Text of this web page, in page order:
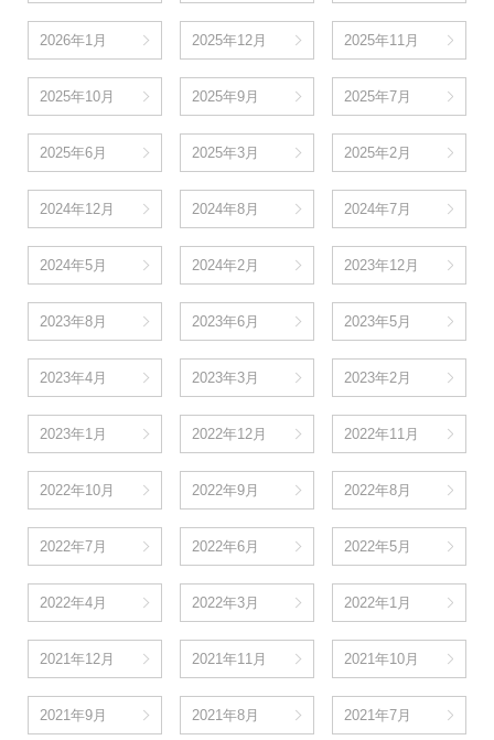
2026年1月 2025年12月 2025年11月
2025年10月 2025年9月 2025年7月
2025年6月 2025年3月 2025年2月
2024年12月 2024年8月 2024年7月
2024年5月 2024年2月 2023年12月
2023年8月 2023年6月 2023年5月
2023年4月 2023年3月 2023年2月
2023年1月 2022年12月 2022年11月
2022年10月 2022年9月 2022年8月
2022年7月 2022年6月 2022年5月
2022年4月 2022年3月 2022年1月
2021年12月 2021年11月 2021年10月
2021年9月 2021年8月 2021年7月